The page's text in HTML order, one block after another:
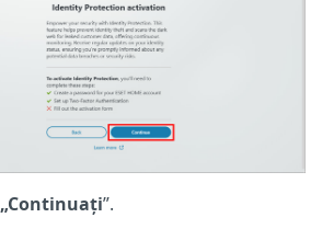
„Continuați”.